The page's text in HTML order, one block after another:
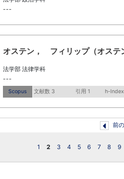
---
オステン， フィリップ（オス
法学部 法律学科
---
Scopus 文献数 3 引用 1 h-
前
1 2 3 4 5 6 7 8 9